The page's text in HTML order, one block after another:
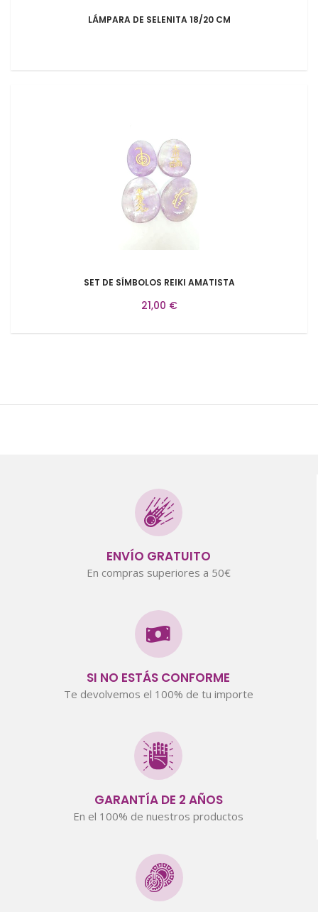
LÁMPARA DE SELENITA 18/20 CM
SET DE SÍMBOLOS REIKI AMATISTA
21,00 €
ENVÍO GRATUITO
En compras superiores a 50€
SI NO ESTÁS CONFORME
Te devolvemos el 100% de tu importe
GARANTÍA DE 2 AÑOS
En el 100% de nuestros productos